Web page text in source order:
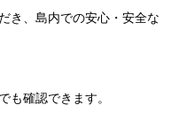
き、島内での安心・安全な
も確認できます。